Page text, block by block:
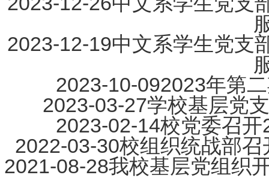
2023-12-19中文系学生党支
2023-10-092023年第
2023-03-27学校基层党
2023-02-14校党委召开
2022-03-30校组织统战部
2021-08-28我校基层党组织